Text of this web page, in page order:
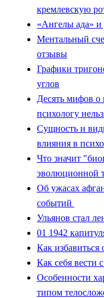
кремлевскую
«Ангелы ада» и
Ментальный
отзывы
Графики
углов
Десять мифов
психологу
Сущность и
влияния в
Что значит
эволюционной
Об ужасах
событий
Ульянов стал
01 1942
Как избавиться
Как себя вести
Особенности
типом